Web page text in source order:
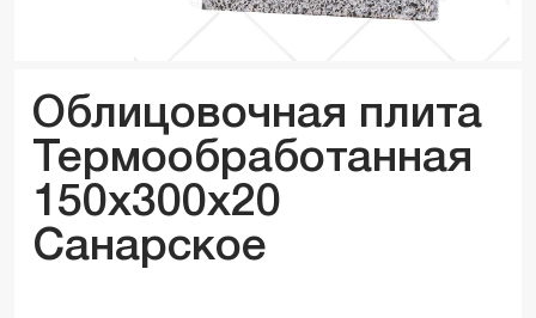
Облицовочная плита
Термообработанная
150x300x20
Санарское